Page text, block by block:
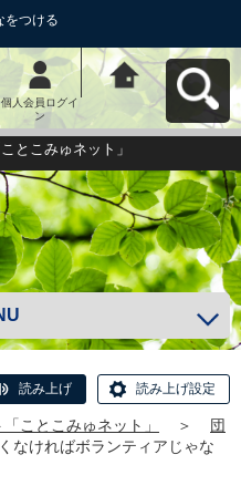
をつける
個人会員ログイ
ン
江東区コミュニ
ティ活動支援サ
イト「ことこみ
ゅネット」へ戻
る
とこみゅネット」
読み上げ 読み上げ設定
ことこみゅネット」 ＞
団
なければボランティアじゃな